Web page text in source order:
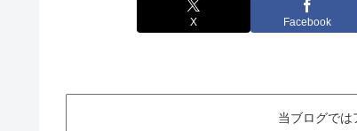
X Facebook
当ブログでは